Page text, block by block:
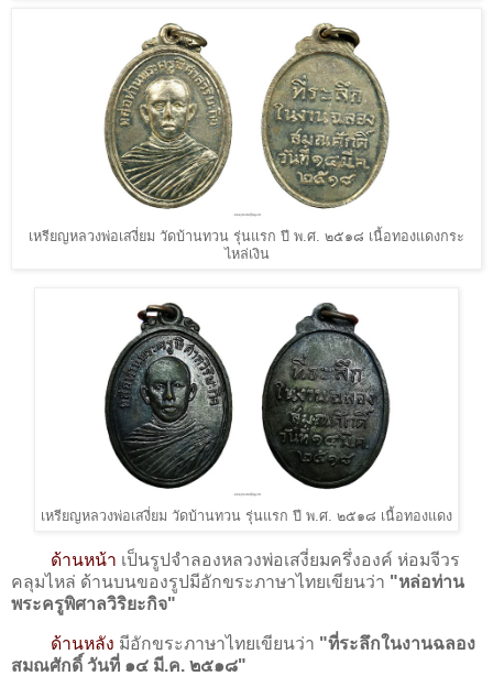
เหรียญหลวงพ่อเสงี่ยม วัดบ้านทวน รุ่นแรก ปี พ.ศ. ๒๕๑๘ เนื้อทองแดงกระ
ไหล่เงิน
เหรียญหลวงพ่อเสงี่ยม วัดบ้านทวน รุ่นแรก ปี พ.ศ. ๒๕๑๘ เนื้อทองแดง
ด้านหน้า เป็นรูปจำลองหลวงพ่อเสงี่ยมครึ่งองค์ ห่อมจีวร
คลุมไหล่ ด้านบนของรูปมีอักขระภาษาไทยเขียนว่า "หล่อท่าน
พระครูพิศาลวิริยะกิจ"
ด้านหลัง มีอักขระภาษาไทยเขียนว่า "ที่ระลึกในงานฉลอง
สมณศักดิ์ วันที่ ๑๔ มี.ค. ๒๕๑๘"